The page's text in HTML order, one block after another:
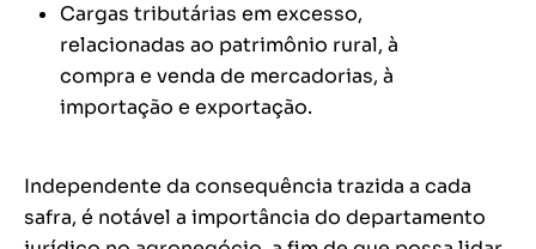
Cargas tributárias em excesso,
relacionadas ao patrimônio rural, à
compra e venda de mercadorias, à
importação e exportação.
Independente da consequência trazida a cada
safra, é notável a importância do departamento